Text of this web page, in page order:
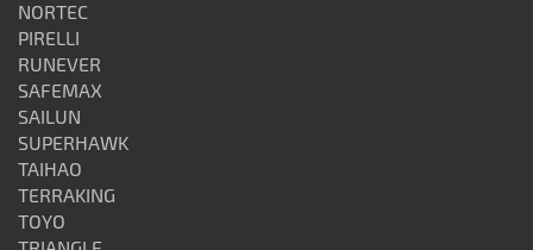
NORTEC
PIRELLI
RUNEVER
SAFEMAX
SAILUN
SUPERHAWK
TAIHAO
TERRAKING
TOYO